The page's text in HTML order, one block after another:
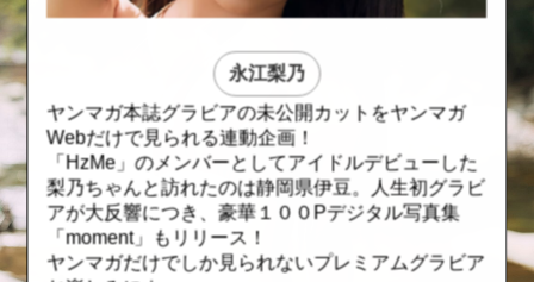
永江梨乃
ヤンマガ本誌グラビアの未公開カットをヤンマガ
Webだけで見られる連動企画！
「HzMe」のメンバーとしてアイドルデビューした
梨乃ちゃんと訪れたのは静岡県伊豆。人生初グラビ
アが大反響につき、豪華１００Pデジタル写真集
「moment」もリリース！
ヤンマガだけでしか見られないプレミアムグラビア
::fzkqzrz.oi ::fzkqzrz.oi